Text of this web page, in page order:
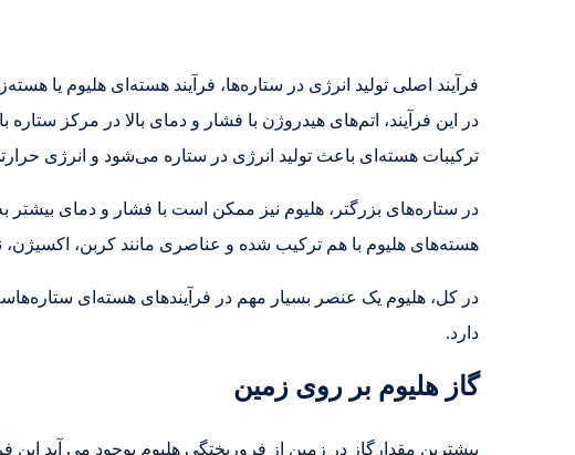
در این فرآیند، اتم‌های هیدروژن با فشار و دمای بالا در مرکز
ترکیبات هسته‌ای باعث تولید انرژی در ستاره می‌شود و انرژی
در ستاره‌های بزرگتر، هلیوم نیز ممکن است با فشار و دمای بیشتر
هسته‌های هلیوم با هم ترکیب شده و عناصری مانند کربن،
در کل، هلیوم یک عنصر بسیار مهم در فرآیندهای هسته‌ای
دارد.
گاز هلیوم بر روی زمین
بیشترین مقدارگاز در زمین از فروریختگی هلیوم بوجود می آید